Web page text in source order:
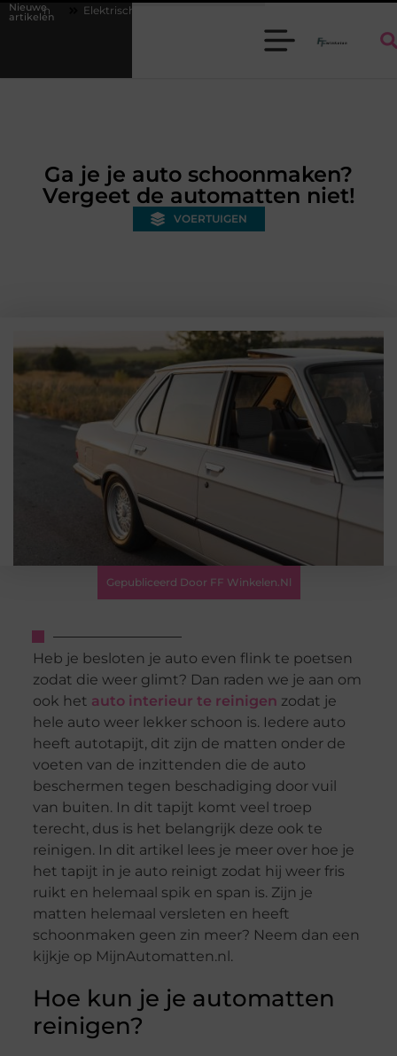
Nieuwe
artikelen
avontuur voor kinderen: kies je een auto of kinderquad?
Ga je je auto schoonmaken?
Vergeet de automatten niet!
VOERTUIGEN
Gepubliceerd Door FF Winkelen.nl
Heb je besloten je auto even flink te poetsen
zodat die weer glimt? Dan raden we je aan om
ook het auto interieur te reinigen zodat je
hele auto weer lekker schoon is. Iedere auto
heeft autotapijt, dit zijn de matten onder de
voeten van de inzittenden die de auto
beschermen tegen beschadiging door vuil
van buiten. In dit tapijt komt veel troep
terecht, dus is het belangrijk deze ook te
reinigen. In dit artikel lees je meer over hoe je
het tapijt in je auto reinigt zodat hij weer fris
ruikt en helemaal spik en span is. Zijn je
matten helemaal versleten en heeft
schoonmaken geen zin meer? Neem dan een
kijkje op MijnAutomatten.nl.
Hoe kun je je automatten
reinigen?